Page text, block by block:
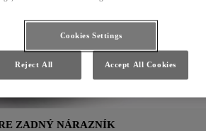
ZADNÝ NÁRAZNÍK
Cookies Settings
Reject All Accept All Cookies